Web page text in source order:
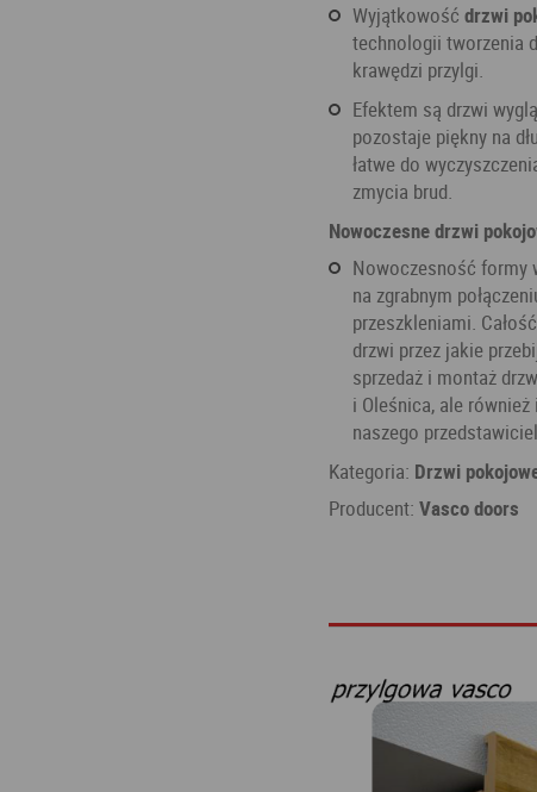
Wyjątkowość drzwi
technologii tworzenia
krawędzi przylgi.
Efektem są drzwi wyglądające o wiele bardziej elegancko, których oryginalny wygląd
pozostaje piękny na
łatwe do
zmycia brud.
Nowoczesne drzwi
Nowoczesność formy
na zgrabnym
przeszkleniami.
drzwi przez jakie
sprzedaż i montaż
i Oleśnica, ale
naszego
Kategoria: Drzwi
Producent: Vasco doors